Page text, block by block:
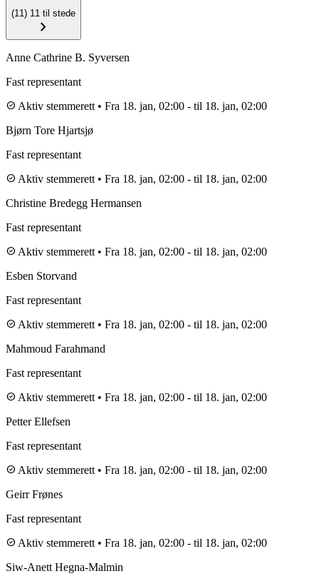
(11) 11 til stede
chevron_right
Anne Cathrine B. Syversen
Fast representant
check_circle Aktiv stemmerett • Fra 18. jan, 02:00 - til 18. jan, 02:00
Bjørn Tore Hjartsjø
Fast representant
check_circle Aktiv stemmerett • Fra 18. jan, 02:00 - til 18. jan, 02:00
Christine Bredegg Hermansen
Fast representant
check_circle Aktiv stemmerett • Fra 18. jan, 02:00 - til 18. jan, 02:00
Esben Storvand
Fast representant
check_circle Aktiv stemmerett • Fra 18. jan, 02:00 - til 18. jan, 02:00
Mahmoud Farahmand
Fast representant
check_circle Aktiv stemmerett • Fra 18. jan, 02:00 - til 18. jan, 02:00
Petter Ellefsen
Fast representant
check_circle Aktiv stemmerett • Fra 18. jan, 02:00 - til 18. jan, 02:00
Geirr Frønes
Fast representant
check_circle Aktiv stemmerett • Fra 18. jan, 02:00 - til 18. jan, 02:00
Siw-Anett Hegna-Malmin